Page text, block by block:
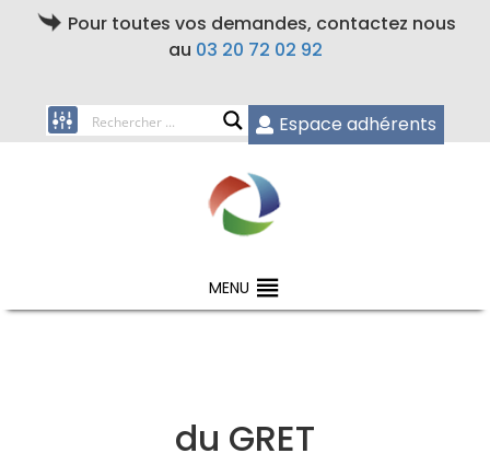
Pour toutes vos demandes, contactez nous
au 03 20 72 02 92
Espace adhérents
MENU
du GRET